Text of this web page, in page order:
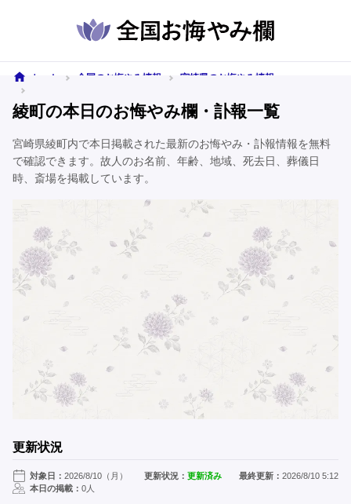
ホーム 全国のお悔やみ情報
宮崎県のお悔やみ情報
綾町の本日のお悔やみ欄・訃報一覧
宮崎県綾町内で本日掲載された最新のお悔やみ・訃報情報を無料
で確認できます。故人のお名前、年齢、地域、死去日、葬儀日
時、斎場を掲載しています。
更新状況
対象日： 2026/8/10（月） 更新状況：更新済み 最終更新： 2026/8/10 5:12
本日の掲載： 0人